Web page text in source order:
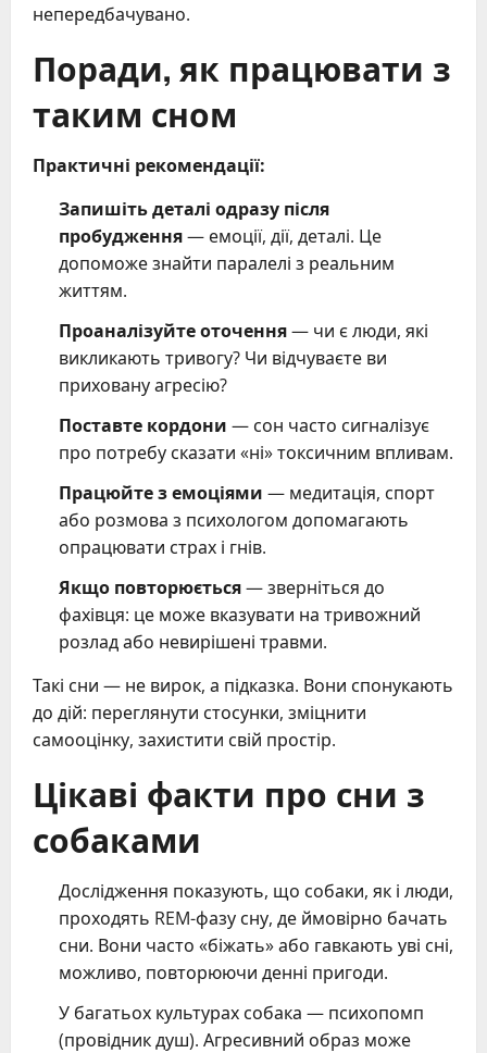
непередбачувано.
Поради, як працювати з
таким сном
Практичні рекомендації:
Запишіть деталі одразу після
пробудження— емоції, дії, деталі. Це
допоможе знайти паралелі з реальним
життям.
Проаналізуйте оточення— чи є люди, які
викликають тривогу? Чи відчуваєте ви
приховану агресію?
Поставте кордони — сон часто сигналізує
про потребу сказати «ні» токсичним впливам.
Працюйте з емоціями — медитація, спорт
або розмова з психологом допомагають
опрацювати страх і гнів.
Якщо повторюється— зверніться до
фахівця: це може вказувати на тривожний
розлад або невирішені травми.
Такі сни — не вирок, а підказка. Вони спонукають
до дій: переглянути стосунки, зміцнити
самооцінку, захистити свій простір.
Цікаві факти про сни з
собаками
Дослідження показують, що собаки, як і люди,
проходять REM-фазу сну, де ймовірно бачать
сни. Вони часто «біжать» або гавкають уві сні,
можливо, повторюючи денні пригоди.
У багатьох культурах собака — психопомп
(провідник душ). Агресивний образ може